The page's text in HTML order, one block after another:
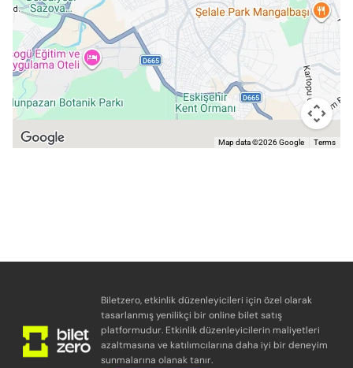
Map data ©2026 Google Terms
Biletzero, etkinlik düzenleyicileri için özel olarak
tasarlanmış yenilikçi bir online bilet satış
platformudur. Etkinlik düzenleyicilerin maliyetleri
azaltmasına ve katılımcılarına daha iyi bir deneyim
sunmalarına olanak tanır.